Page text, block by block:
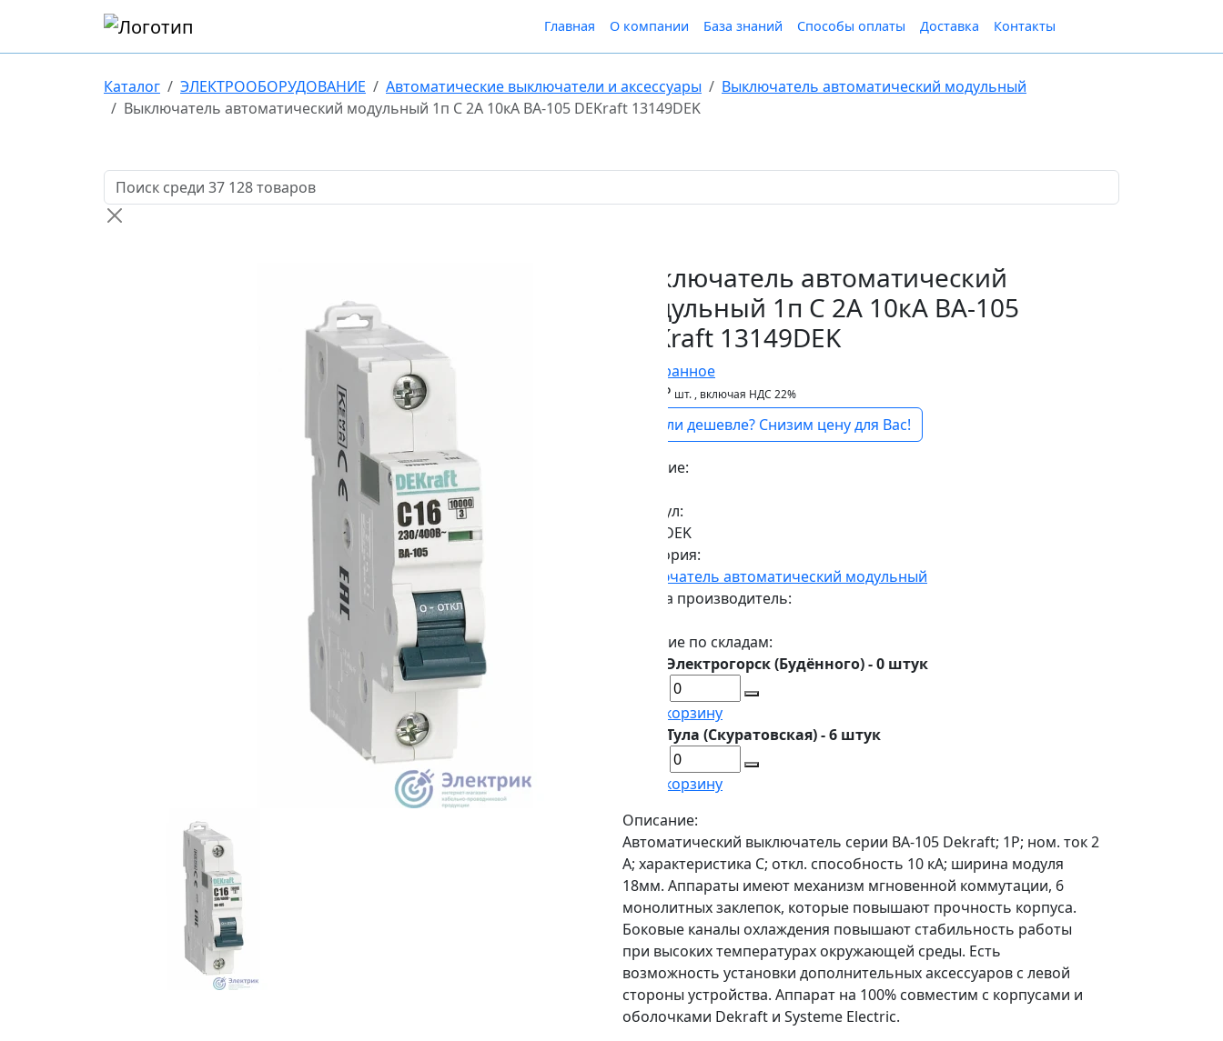
Главная О компании База знаний Способы оплаты Доставка Контакты
Каталог ЭЛЕКТРООБОРУДОВАНИЕ Автоматические выключатели и аксессуары
Выключатель автоматический модульный
Выключатель автоматический модульный 1п C 2А 10кА ВА-105 DEKraft 13149DEK
Поиск товаров по названию или артикулу
Выключатель автоматический
модульный 1п C 2А 10кА ВА-105
DEKraft 13149DEK
В Избранное
1 225 ₽ шт. , включая НДС 22%
Нашли дешевле? Снизим цену для Вас!
Наличие:
Артикул:
13149DEK
Категория:
Выключатель автоматический модульный
Страна производитель:
Наличие по складам:
г. Электрогорск (Будённого) - 0 штук
В корзину
г. Тула (Скуратовская) - 6 штук
В корзину
Описание:
Автоматический выключатель серии ВА-105 Dekraft; 1P; ном. ток 2
А; характеристика C; откл. способность 10 кА; ширина модуля
18мм. Аппараты имеют механизм мгновенной коммутации, 6
монолитных заклепок, которые повышают прочность корпуса.
Боковые каналы охлаждения повышают стабильность работы
при высоких температурах окружающей среды. Есть
возможность установки дополнительных аксессуаров с левой
стороны устройства. Аппарат на 100% совместим с корпусами и
оболочками Dekraft и Systeme Electric.